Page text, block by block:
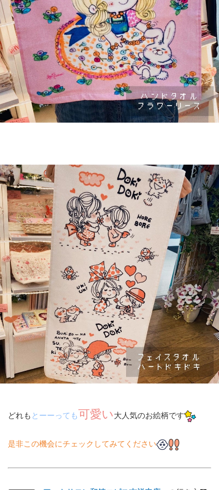
どれも とーーっても可愛い大人気のお絵柄です
是非この機会にチェックしてみてください